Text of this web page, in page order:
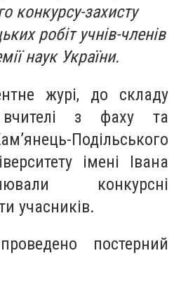
конкурсу-захисту
робіт учнів-членів
наук України.
журі, до складу
з фаху та
Подільського
імені Івана
конкурсні
учасників.
постерний